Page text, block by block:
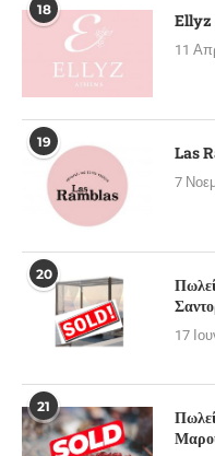
18 Ellyz
11
19 Las
7
20
17
21